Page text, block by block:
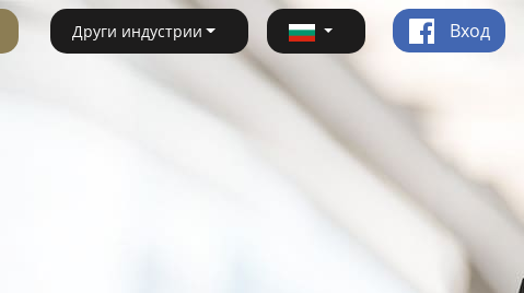
Други индустрии Вход